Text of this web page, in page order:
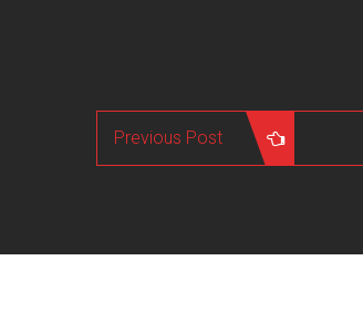
Previous Post